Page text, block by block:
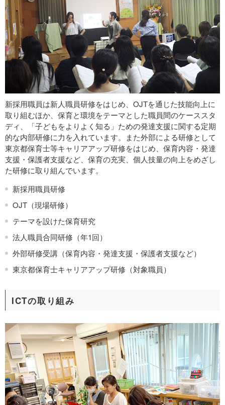
新採用職員は新人職員研修をはじめ、OJTを通じた技能向上に
取り組むほか、保育と環境をテーマとした職員間のケーススタ
ディ、「子どもをよりよく知る」ための発達支援に関する定期
的な内部研修に力を入れています。また外部による研修として
東京都保育士等キャリアアップ研修をはじめ、保育内容・発達
支援・保護者支援など、保育の充実、個人技量の向上をめざし
た研修に取り組んでいます。
新採用職員研修
OJT（現場研修）
テーマを設けた保育研究
法人職員合同研修（年1回）
外部研修受講（保育内容・発達支援・保護者支援など）
東京都保育士キャリアアップ研修（対象職員）
ICTの取り組み